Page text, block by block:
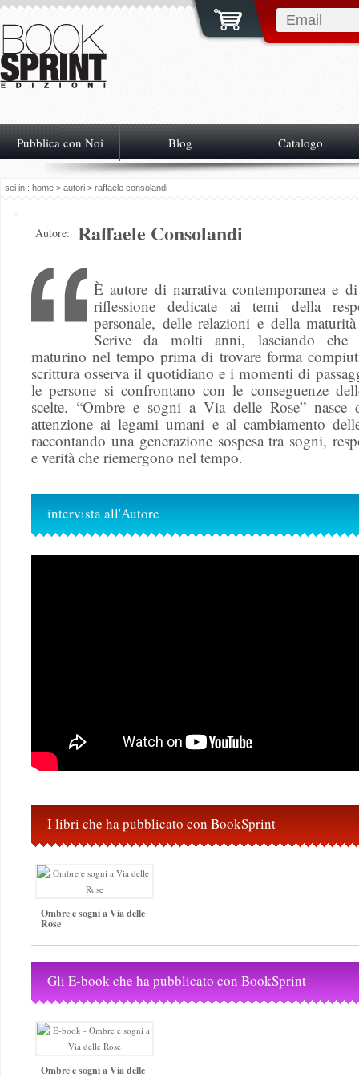
Pubblica con Noi Blog Catalogo
sei in : home > autori > raffaele consolandi
Autore: Raffaele Consolandi
È autore di narrativa contemporanea e
riflessione dedicate ai temi della
personale, delle relazioni e della
Scrive da molti anni, lasciando che
maturino nel tempo prima di trovare forma
scrittura osserva il quotidiano e i momenti di
le persone si confrontano con le conseguenze
scelte. “Ombre e sogni a Via delle Rose” nasce
attenzione ai legami umani e al cambiamento
raccontando una generazione sospesa tra sogni,
e verità che riemergono nel tempo.
intervista all'Autore
I libri che ha pubblicato con BookSprint
Ombre e sogni a Via delle
Rose
Gli E-book che ha pubblicato con BookSprint
Ombre e sogni a Via delle